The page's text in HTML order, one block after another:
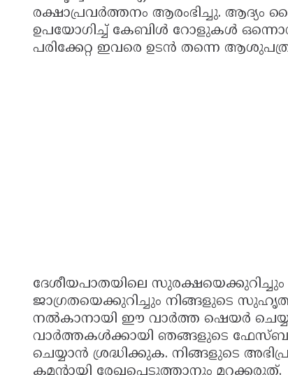
രക്ഷാപ്രവർത്തനം ആരംഭിച്ചു.
ഉപയോഗിച്ച് കേബിൾ റോളുകൾ
പരിക്കേറ്റ ഇവരെ ഉടൻ തന്നെ
ദേശീയപാതയിലെ സുരക്ഷയെക്കുറിച്ചും
ജാഗ്രതയെക്കുറിച്ചും നിങ്ങളുടെ
നൽകാനായി ഈ വാർത്ത ഷെയർ
വാർത്തകൾക്കായി ഞങ്ങളുടെ
ചെയ്യാൻ ശ്രദ്ധിക്കുക. നിങ്ങളുടെ
കമന്റായി രേഖപ്പെടുത്താനും മറക്കരുത്.